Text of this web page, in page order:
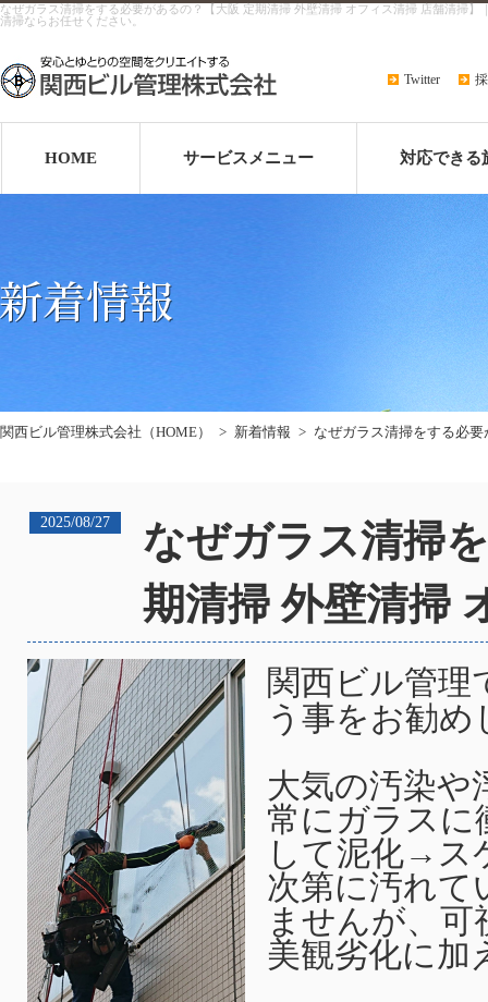
なぜガラス清掃をする必要があるの？【大阪 定期清掃 外壁清掃 オフィス清掃 店舗清掃
清掃ならお任せください。
Twitter
HOME サービスメニュー 対応できる
関西ビル管理株式会社（HOME） > 新着情報 > なぜガラス清掃をする必
2025/08/27
なぜガラス清掃
期清掃 外壁清掃
関西ビル管理
う事をお勧
大気の汚染や
常にガラスに
して泥化→ス
次第に汚れて
ませんが、
美観劣化に加